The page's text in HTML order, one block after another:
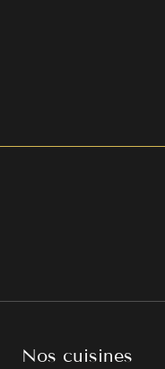
Nos cuisines